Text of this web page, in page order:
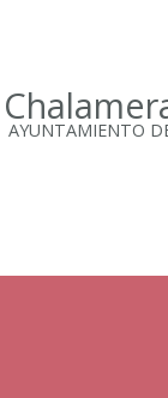
AYUNTAMIENTO